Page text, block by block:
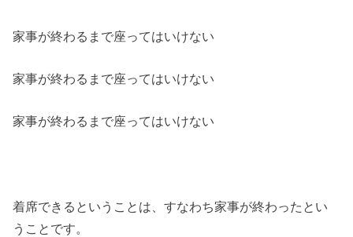
家事が終わるまで座ってはいけない
家事が終わるまで座ってはいけない
家事が終わるまで座ってはいけない
着席できるということは、すなわち家事が終わったとい
うことです。